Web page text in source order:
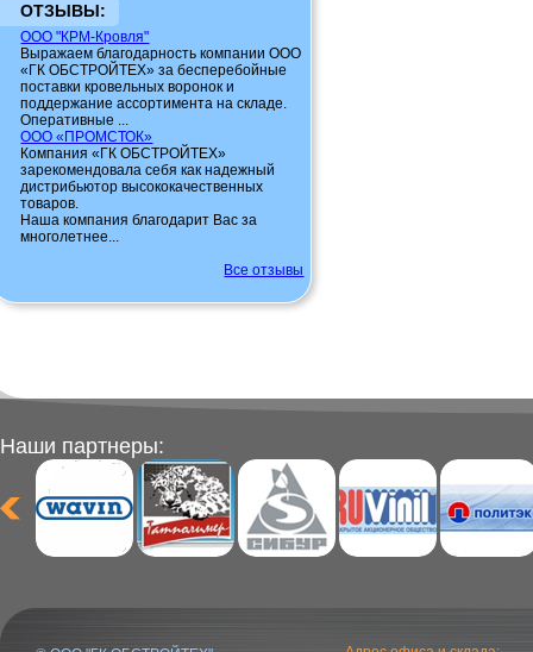
ОТЗЫВЫ:
ООО "КРМ-Кровля"
Выражаем благодарность компании ООО
«ГК ОБСТРОЙТЕХ» за бесперебойные
поставки кровельных воронок и
поддержание ассортимента на складе.
Оперативные ...
ООО «ПРОМСТОК»
Компания «ГК ОБСТРОЙТЕХ»
зарекомендовала себя как надежный
дистрибьютор высококачественных
товаров.
Наша компания благодарит Вас за
многолетнее...
Все отзывы
Наши партнеры: